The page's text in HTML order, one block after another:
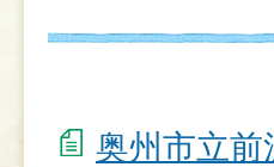
奥州市立前